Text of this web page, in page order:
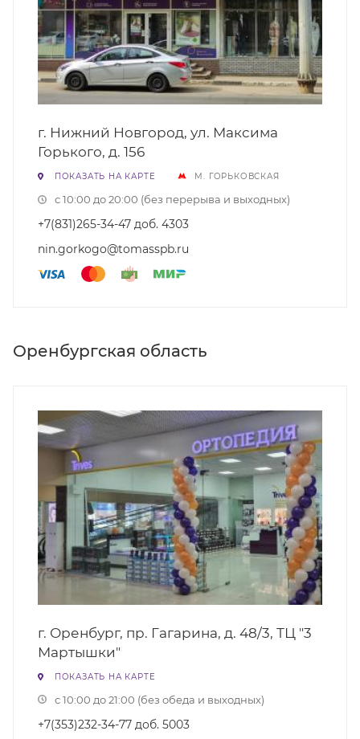
г. Нижний Новгород, ул. Максима
Горького, д. 156
ПОКАЗАТЬ НА КАРТЕ М. ГОРЬКОВСКАЯ
с 10:00 до 20:00 (без перерыва и выходных)
+7(831)265-34-47 доб. 4303
nin.gorkogo@tomasspb.ru
Оренбургская область
г. Оренбург, пр. Гагарина, д. 48/3, ТЦ "3
Мартышки"
ПОКАЗАТЬ НА КАРТЕ
с 10:00 до 21:00 (без обеда и выходных)
+7(353)232-34-77 доб. 5003